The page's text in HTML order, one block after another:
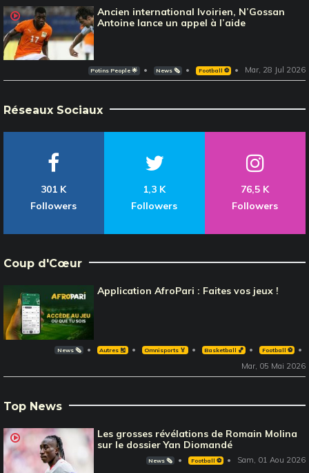
Ancien international Ivoirien, N’Gossan
Antoine lance un appel à l’aide
Potins People 🌟 News 🗞️ Football ⚽️ Mar, 28 Jul 2026
Réseaux Sociaux
301 K
Followers
1,3 K
Followers
76,5 K
Followers
Coup d'Cœur
Application AfroPari : Faites vos jeux !
News 🗞️ Autres 🎽 Omnisports 🏅 Basketball 🏀 Football ⚽️
Mar, 05 Mai 2026
Top News
Les grosses révélations de Romain Molina
sur le dossier Yan Diomandé
News 🗞️ Football ⚽️ Sam, 01 Aou 2026